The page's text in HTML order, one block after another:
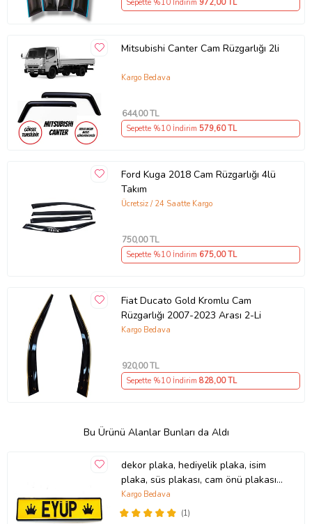
Sepette %10 İndirim 972,00 TL
Mitsubishi Canter Cam Rüzgarlığı 2li
Kargo Bedava
644,00 TL
Sepette %10 İndirim 579,60 TL
Ford Kuga 2018 Cam Rüzgarlığı 4lü
Takım
Ücretsiz / 24 Saatte Kargo
750,00 TL
Sepette %10 İndirim 675,00 TL
Fiat Ducato Gold Kromlu Cam
Rüzgarlığı 2007-2023 Arası 2-Li
Kargo Bedava
920,00 TL
Sepette %10 İndirim 828,00 TL
Bu Ürünü Alanlar Bunları da Aldı
dekor plaka, hediyelik plaka, isim
plaka, süs plakası, cam önü plakası,
tırcı plakası (Sarı-Siyah)
(1)
Kargo Bedava